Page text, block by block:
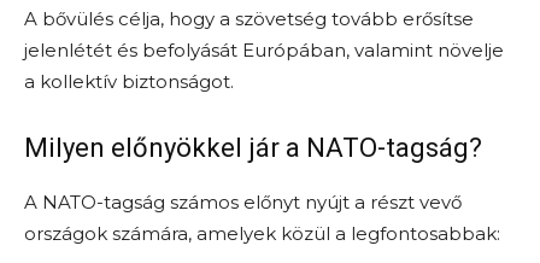
A bővülés célja, hogy a szövetség tovább erősítse
jelenlétét és befolyását Európában, valamint növelje
a kollektív biztonságot.
Milyen előnyökkel jár a NATO-tagság?
A NATO-tagság számos előnyt nyújt a részt vevő
országok számára, amelyek közül a legfontosabbak: